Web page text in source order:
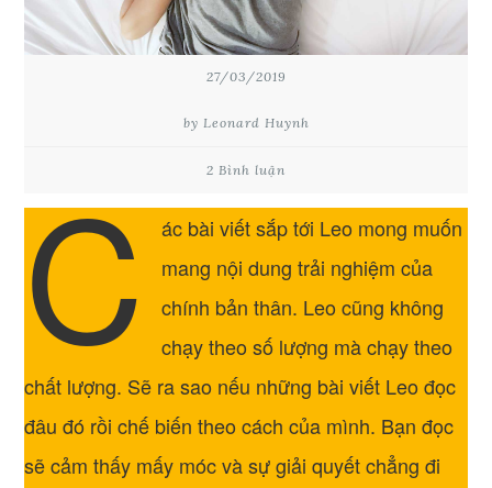
27/03/2019
by Leonard Huynh
2 Bình luận
C ác bài viết sắp tới Leo mong muốn
mang nội dung trải nghiệm của
chính bản thân. Leo cũng không
chạy theo số lượng mà chạy theo
chất lượng. Sẽ ra sao nếu những bài viết Leo đọc
đâu đó rồi chế biến theo cách của mình. Bạn đọc
sẽ cảm thấy mấy móc và sự giải quyết chẳng đi